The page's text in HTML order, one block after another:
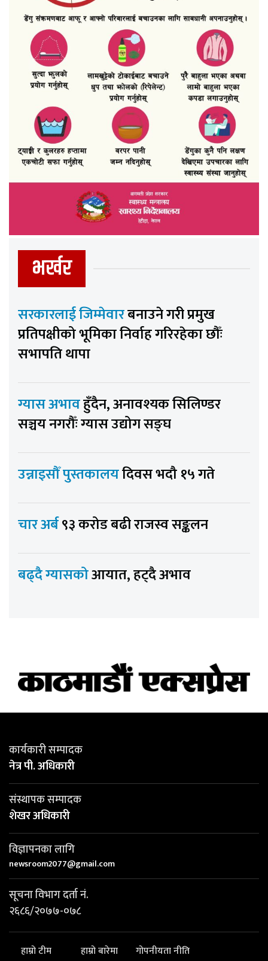
भर्खर
सरकारलाई जिम्मेवारबनाउने गरी प्रमुख
प्रतिपक्षीको भूमिका निर्वाह गरिरहेका छौँः
सभापति थापा
ग्यास अभावहुँदैन, अनावश्यक सिलिण्डर
सञ्चय नगरौँः ग्यास उद्योग सङ्घ
उन्नाइसौँ पुस्तकालयदिवस भदौ १५ गते
चार अर्ब९३ करोड बढी राजस्व सङ्कलन
बढ्दै ग्यासकोआयात, हट्दै अभाव
कार्यकारी सम्पादक
नेत्र पी. अधिकारी
संस्थापक सम्पादक
शेखर अधिकारी
विज्ञापनका लागि
newsroom2077@gmail.com
सूचना विभाग दर्ता नं.
२६८६/२०७७-०७८
हाम्रो टीम हाम्रो बारेमा गोपनीयता नीति